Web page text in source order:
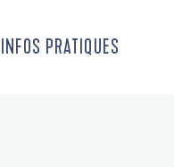
INFOS PRATIQUES